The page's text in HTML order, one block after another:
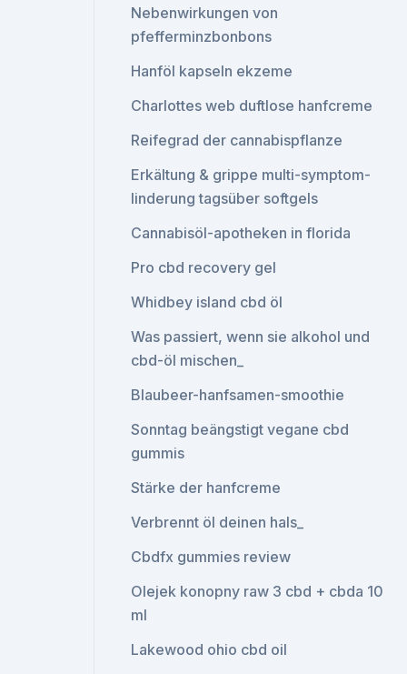
Nebenwirkungen von
pfefferminzbonbons
Hanföl kapseln ekzeme
Charlottes web duftlose hanfcreme
Reifegrad der cannabispflanze
Erkältung & grippe multi-symptom-
linderung tagsüber softgels
Cannabisöl-apotheken in florida
Pro cbd recovery gel
Whidbey island cbd öl
Was passiert, wenn sie alkohol und
cbd-öl mischen_
Blaubeer-hanfsamen-smoothie
Sonntag beängstigt vegane cbd
gummis
Stärke der hanfcreme
Verbrennt öl deinen hals_
Cbdfx gummies review
Olejek konopny raw 3 cbd + cbda 10
ml
Lakewood ohio cbd oil